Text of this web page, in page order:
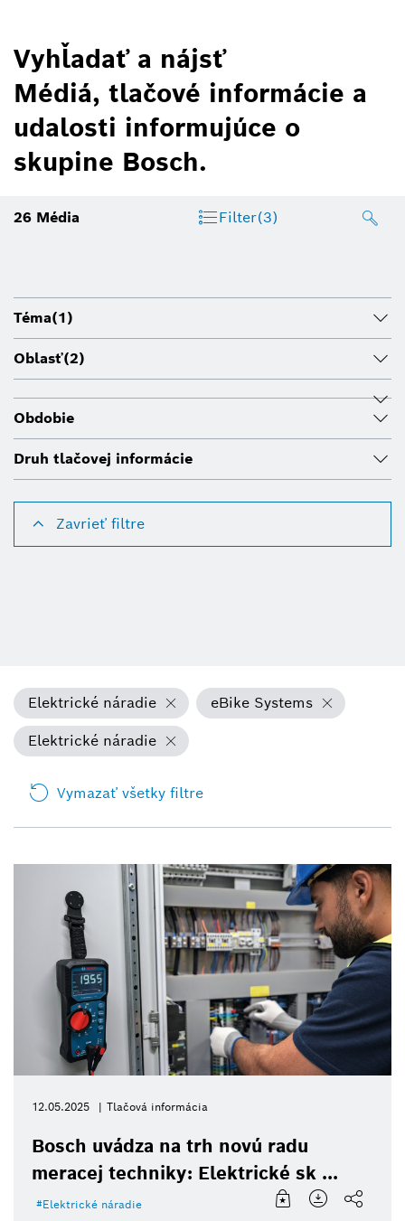
Vyhľadať a nájsť
Médiá, tlačové informácie a
udalosti informujúce o
skupine Bosch.
26 Média Filter(3)
Téma(1)
Oblasť(2)
Obdobie
Druh tlačovej informácie
Zavrieť filtre
Elektrické náradie
eBike Systems
Elektrické náradie
Vymazať všetky filtre
12.05.2025 Tlačová informácia
Bosch uvádza na trh novú radu
meracej techniky: Elektrické sk ...
Elektrické náradie